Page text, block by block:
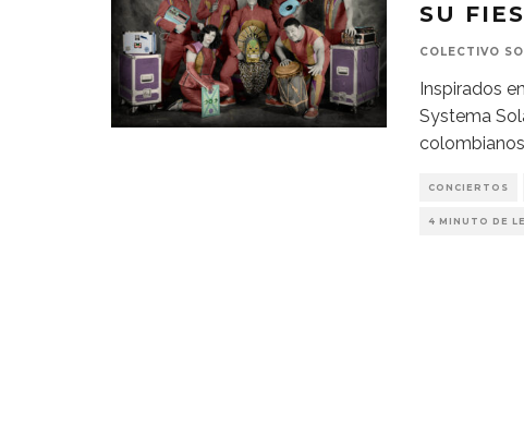
SU
COLECTIVO
Inspirados
Systema
CONCIERTOS
4 MINUTO DE